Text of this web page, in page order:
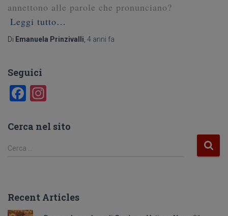
annettono alle parole che pronunciano?
Leggi tutto…
Di Emanuela Prinzivalli 4 anni fa
Seguici
F
c
o
k
a
Cerca nel sito
R
c
a
Cerca …
Recent Articles